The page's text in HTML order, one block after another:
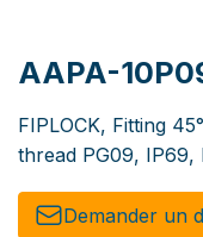
AAPA-
FIPLOCK, Fitting
thread PG09, IP69,
Demander un